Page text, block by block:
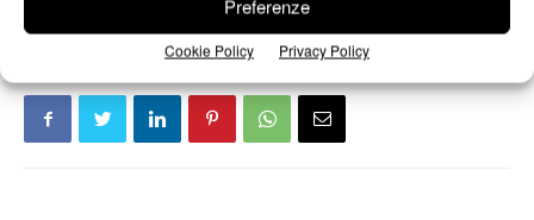
Preferenze
Cookie Policy Privacy Policy